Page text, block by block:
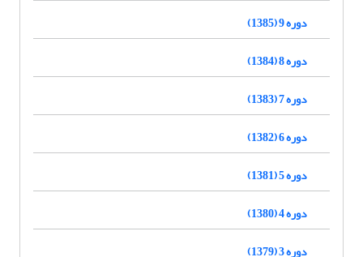
دوره 9 (1385)
دوره 8 (1384)
دوره 7 (1383)
دوره 6 (1382)
دوره 5 (1381)
دوره 4 (1380)
دوره 3 (1379)